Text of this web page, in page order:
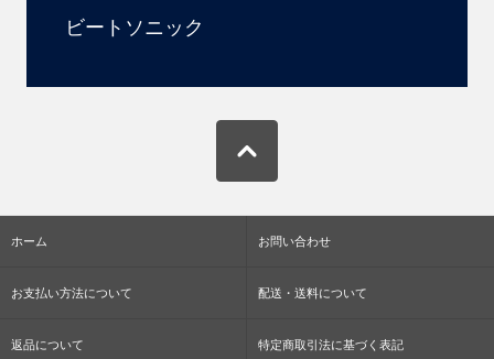
ビートソニック
ホーム お問い合わせ
お支払い方法について 配送・送料について
返品について 特定商取引法に基づく表記